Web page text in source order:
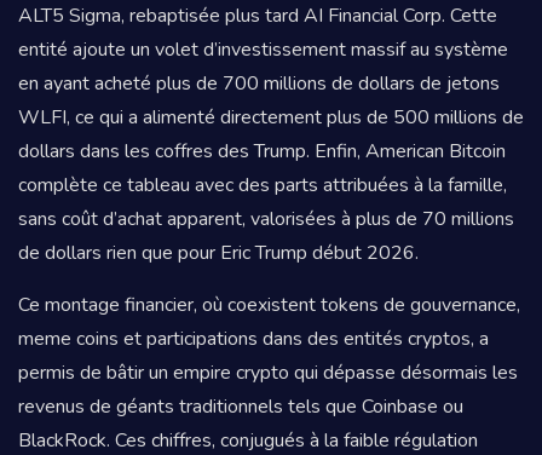
ALT5 Sigma, rebaptisée plus tard AI Financial Corp. Cette
entité ajoute un volet d’investissement massif au système
en ayant acheté plus de 700 millions de dollars de jetons
WLFI, ce qui a alimenté directement plus de 500 millions de
dollars dans les coffres des Trump. Enfin, American Bitcoin
complète ce tableau avec des parts attribuées à la famille,
sans coût d’achat apparent, valorisées à plus de 70 millions
de dollars rien que pour Eric Trump début 2026.
Ce montage financier, où coexistent tokens de gouvernance,
meme coins et participations dans des entités cryptos, a
permis de bâtir un empire crypto qui dépasse désormais les
revenus de géants traditionnels tels que Coinbase ou
BlackRock. Ces chiffres, conjugués à la faible régulation